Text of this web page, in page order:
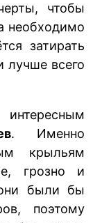
чтобы
необходимо
затирать
лучше всего
. Именно
крыльям
грозно и
были бы
поэтому